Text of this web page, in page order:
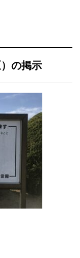
の掲示